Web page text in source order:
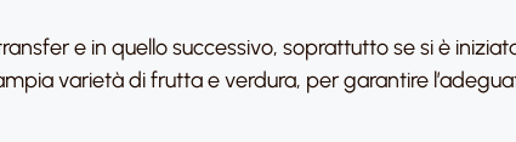
e in quello successivo, soprattutto se si è
varietà di frutta e verdura, per garantire